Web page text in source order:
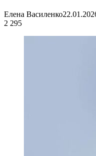
Елена Василенко
2 295